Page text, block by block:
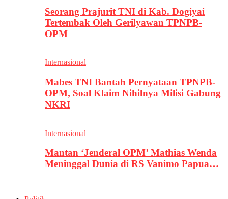
Seorang Prajurit TNI di Kab. Dogiyai
Tertembak Oleh Gerilyawan TPNPB-
OPM
Internasional
Mabes TNI Bantah Pernyataan TPNPB-
OPM, Soal Klaim Nihilnya Milisi Gabung
NKRI
Internasional
Mantan ‘Jenderal OPM’ Mathias Wenda
Meninggal Dunia di RS Vanimo Papua…